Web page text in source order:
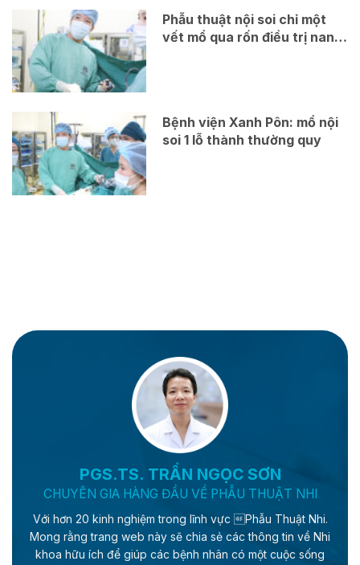
Phẫu thuật nội soi chỉ một
vết mổ qua rốn điều trị nang
Bệnh viện Xanh Pôn: mổ nội
soi 1 lỗ thành thường quy
PGS.TS. TRẦN NGỌC SƠN
CHUYÊN GIA HÀNG ĐẦU VỀ PHẪU THUẬT NHI
Với hơn 20 kinh nghiệm trong lĩnh vực Phẫu Thuật Nhi.
Mong rằng trang web này sẽ chia sẻ các thông tin về Nhi
khoa hữu ích để giúp các bệnh nhân có một cuộc sống